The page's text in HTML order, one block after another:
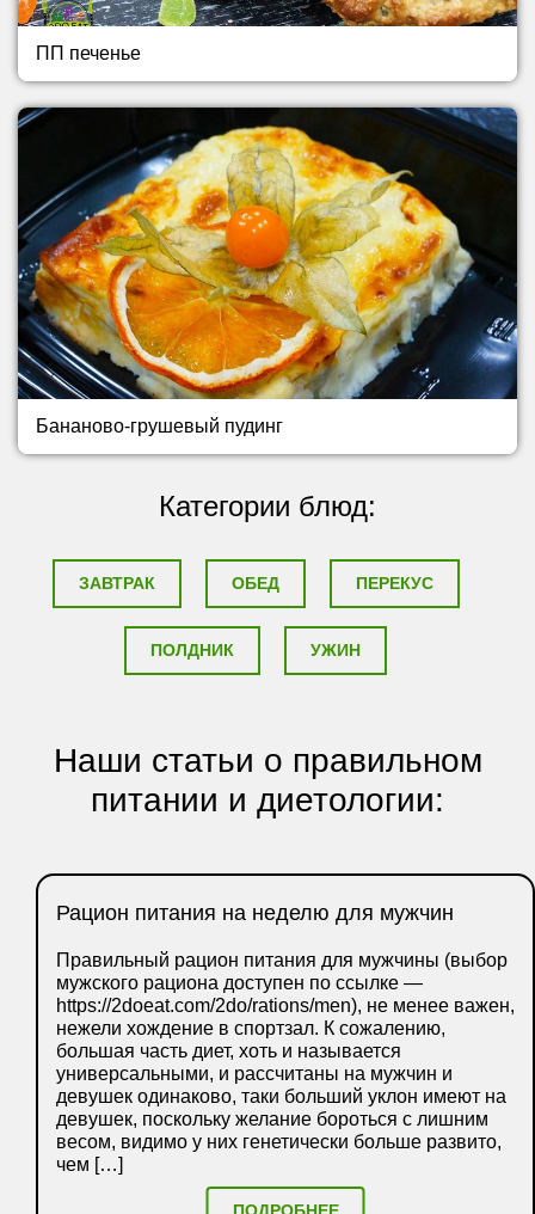
ПП печенье
Бананово-грушевый пудинг
Категории блюд:
ЗАВТРАК ОБЕД ПЕРЕКУС
ПОЛДНИК УЖИН
Наши статьи о правильном
питании и диетологии:
Рацион питания на неделю для мужчин
Правильный рацион питания для мужчины (выбор
мужского рациона доступен по ссылке —
https://2doeat.com/2do/rations/men), не менее важен,
нежели хождение в спортзал. К сожалению,
большая часть диет, хоть и называется
универсальными, и рассчитаны на мужчин и
девушек одинаково, таки больший уклон имеют на
девушек, поскольку желание бороться с лишним
весом, видимо у них генетически больше развито,
чем […]